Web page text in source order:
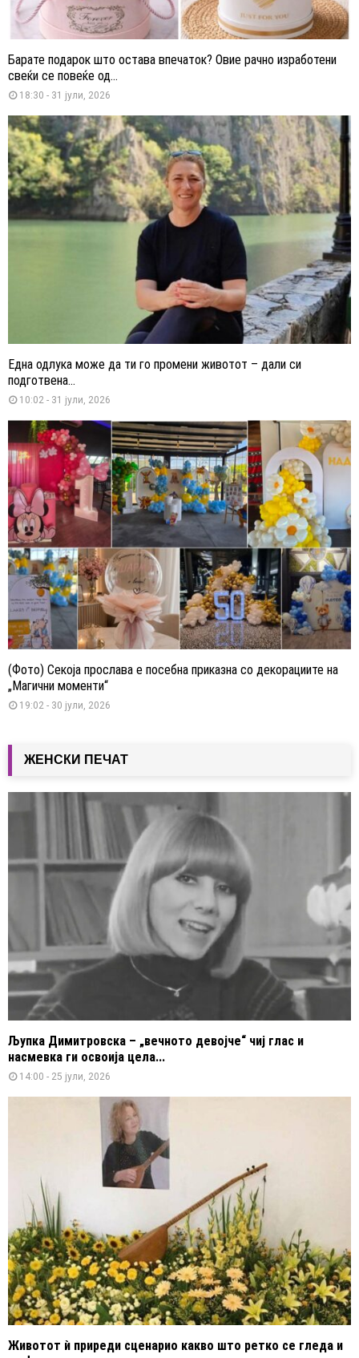
Барате подарок што остава впечаток? Овие рачно изработени
свеќи се повеќе од...
18:30 - 31 јули, 2026
Една одлука може да ти го промени животот – дали си
подготвена...
10:02 - 31 јули, 2026
(Фото) Секоја прослава е посебна приказна со декорациите на
„Магични моменти“
19:02 - 30 јули, 2026
ЖЕНСКИ ПЕЧАТ
Љупка Димитровска – „вечното девојче“ чиј глас и
насмевка ги освоија цела...
14:00 - 25 јули, 2026
Животот ѝ приреди сценарио какво што ретко се гледа и